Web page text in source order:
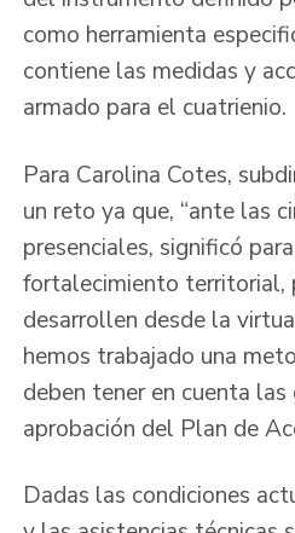
como herramienta
contiene las medidas y
armado para el cuatrienio.
Para Carolina Cotes,
un reto ya que, “ante las
presenciales, significó
fortalecimiento territorial,
desarrollen desde la
hemos trabajado una
deben tener en cuenta
aprobación del Plan de
Dadas las condiciones